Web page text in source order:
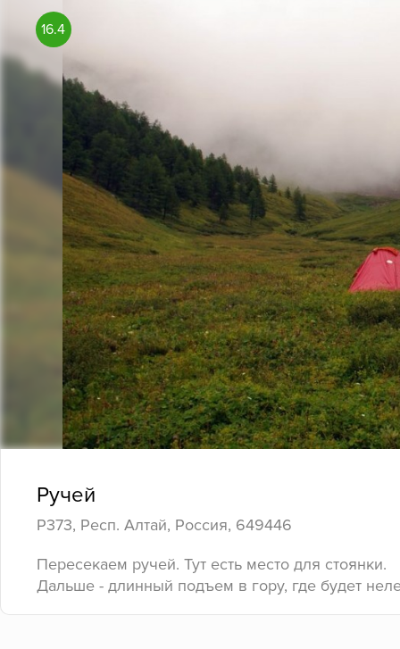
16.4
Ручей
Р373, Респ. Алтай, Россия, 649446
Пересекаем ручей. Тут есть место для стоянки.
Дальше - длинный подъем в гору, где будет